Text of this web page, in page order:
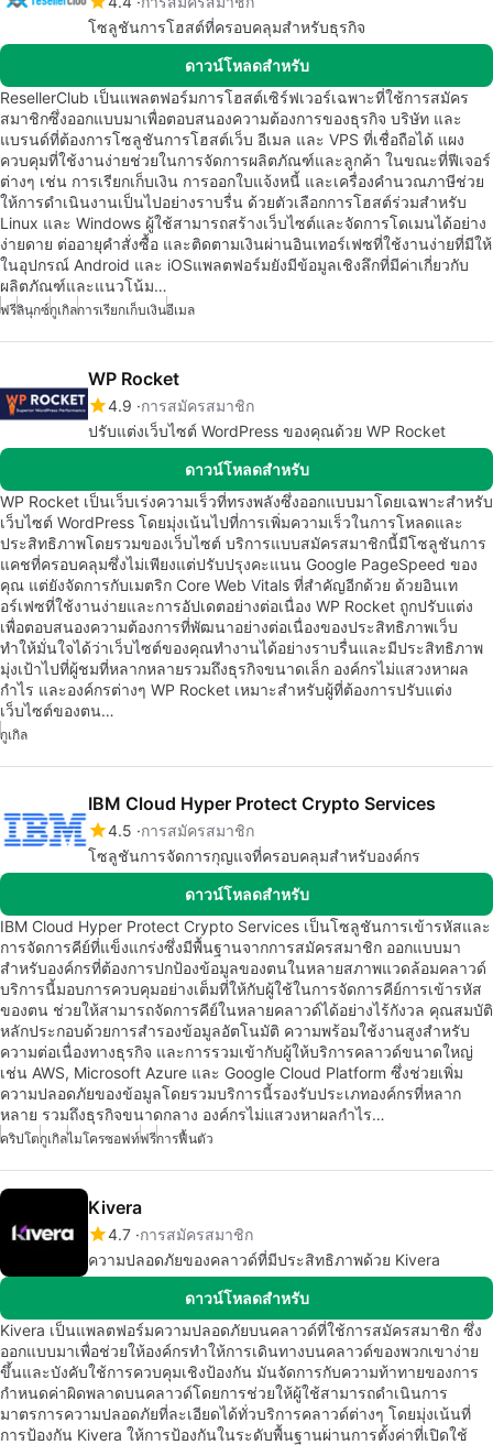
โซลูชันการโฮสต์ที่ครอบคลุมสำหรับธุรกิจ
ดาวน์โหลดสำหรับ
ResellerClub เป็นแพลตฟอร์มการโฮสต์เซิร์ฟเวอร์เฉพาะที่ใช้การสมัคร
สมาชิกซึ่งออกแบบมาเพื่อตอบสนองความต้องการของธุรกิจ บริษัท และ
แบรนด์ที่ต้องการโซลูชันการโฮสต์เว็บ อีเมล และ VPS ที่เชื่อถือได้ แผง
ควบคุมที่ใช้งานง่ายช่วยในการจัดการผลิตภัณฑ์และลูกค้า ในขณะที่ฟีเจอร์
ต่างๆ เช่น การเรียกเก็บเงิน การออกใบแจ้งหนี้ และเครื่องคำนวณภาษีช่วย
ให้การดำเนินงานเป็นไปอย่างราบรื่น ด้วยตัวเลือกการโฮสต์ร่วมสำหรับ
Linux และ Windows ผู้ใช้สามารถสร้างเว็บไซต์และจัดการโดเมนได้อย่าง
ง่ายดาย ต่ออายุคำสั่งซื้อ และติดตามเงินผ่านอินเทอร์เฟซที่ใช้งานง่ายที่มีให้
ในอุปกรณ์ Android และ iOSแพลตฟอร์มยังมีข้อมูลเชิงลึกที่มีค่าเกี่ยวกับ
ผลิตภัณฑ์และแนวโน้ม…
ฟรีลินุกซ์กูเกิลการเรียกเก็บเงินอีเมล
WP Rocket
4.9 การสมัครสมาชิก
ปรับแต่งเว็บไซต์ WordPress ของคุณด้วย WP Rocket
ดาวน์โหลดสำหรับ
WP Rocket เป็นเว็บเร่งความเร็วที่ทรงพลังซึ่งออกแบบมาโดยเฉพาะสำหรับ
เว็บไซต์ WordPress โดยมุ่งเน้นไปที่การเพิ่มความเร็วในการโหลดและ
ประสิทธิภาพโดยรวมของเว็บไซต์ บริการแบบสมัครสมาชิกนี้มีโซลูชันการ
แคชที่ครอบคลุมซึ่งไม่เพียงแต่ปรับปรุงคะแนน Google PageSpeed ของ
คุณ แต่ยังจัดการกับเมตริก Core Web Vitals ที่สำคัญอีกด้วย ด้วยอินเท
อร์เฟซที่ใช้งานง่ายและการอัปเดตอย่างต่อเนื่อง WP Rocket ถูกปรับแต่ง
เพื่อตอบสนองความต้องการที่พัฒนาอย่างต่อเนื่องของประสิทธิภาพเว็บ
ทำให้มั่นใจได้ว่าเว็บไซต์ของคุณทำงานได้อย่างราบรื่นและมีประสิทธิภาพ
มุ่งเป้าไปที่ผู้ชมที่หลากหลายรวมถึงธุรกิจขนาดเล็ก องค์กรไม่แสวงหาผล
กำไร และองค์กรต่างๆ WP Rocket เหมาะสำหรับผู้ที่ต้องการปรับแต่ง
เว็บไซต์ของตน…
กูเกิล
IBM Cloud Hyper Protect Crypto Services
4.5 การสมัครสมาชิก
โซลูชันการจัดการกุญแจที่ครอบคลุมสำหรับองค์กร
ดาวน์โหลดสำหรับ
IBM Cloud Hyper Protect Crypto Services เป็นโซลูชันการเข้ารหัสและ
การจัดการคีย์ที่แข็งแกร่งซึ่งมีพื้นฐานจากการสมัครสมาชิก ออกแบบมา
สำหรับองค์กรที่ต้องการปกป้องข้อมูลของตนในหลายสภาพแวดล้อมคลาวด์
บริการนี้มอบการควบคุมอย่างเต็มที่ให้กับผู้ใช้ในการจัดการคีย์การเข้ารหัส
ของตน ช่วยให้สามารถจัดการคีย์ในหลายคลาวด์ได้อย่างไร้กังวล คุณสมบัติ
หลักประกอบด้วยการสำรองข้อมูลอัตโนมัติ ความพร้อมใช้งานสูงสำหรับ
ความต่อเนื่องทางธุรกิจ และการรวมเข้ากับผู้ให้บริการคลาวด์ขนาดใหญ่
เช่น AWS, Microsoft Azure และ Google Cloud Platform ซึ่งช่วยเพิ่ม
ความปลอดภัยของข้อมูลโดยรวมบริการนี้รองรับประเภทองค์กรที่หลาก
หลาย รวมถึงธุรกิจขนาดกลาง องค์กรไม่แสวงหาผลกำไร…
คริปโตกูเกิลไมโครซอฟท์ฟรีการฟื้นตัว
Kivera
4.7 การสมัครสมาชิก
ความปลอดภัยของคลาวด์ที่มีประสิทธิภาพด้วย Kivera
ดาวน์โหลดสำหรับ
Kivera เป็นแพลตฟอร์มความปลอดภัยบนคลาวด์ที่ใช้การสมัครสมาชิก ซึ่ง
ออกแบบมาเพื่อช่วยให้องค์กรทำให้การเดินทางบนคลาวด์ของพวกเขาง่าย
ขึ้นและบังคับใช้การควบคุมเชิงป้องกัน มันจัดการกับความท้าทายของการ
กำหนดค่าผิดพลาดบนคลาวด์โดยการช่วยให้ผู้ใช้สามารถดำเนินการ
มาตรการความปลอดภัยที่ละเอียดได้ทั่วบริการคลาวด์ต่างๆ โดยมุ่งเน้นที่
การป้องกัน Kivera ให้การป้องกันในระดับพื้นฐานผ่านการตั้งค่าที่เปิดใช้